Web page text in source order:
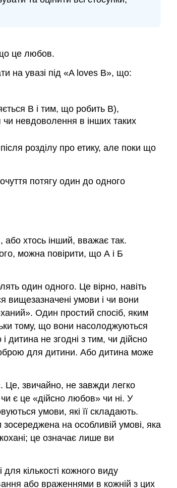
любові
аналізу
Ключові
Ключові
питань
це любов.
на увазі під «A loves B», що:
B і тим, що робить B),
невдоволення в інших таких
розділу про етику, але поки що
потягу один до одного
або хтось інший, вважає так.
можна повірити, що А і Б
один одного. Це вірно, навіть
умови і чи вони
Один простий спосіб, яким
тому, що вони насолоджуються
дитина не згодні з тим, чи дійсно
для дитини. Або дитина може
Це, звичайно, не завжди легко
є це «дійсно любов» чи ні. У
умови, які її складають.
на особливій умові, яка
це означає лише ви
кількості кожного виду
або враженнями в кожній з цих